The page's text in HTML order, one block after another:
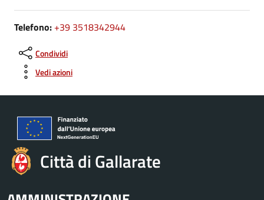
Telefono: +39 3518342944
Condividi
Vedi azioni
Città di Gallarate